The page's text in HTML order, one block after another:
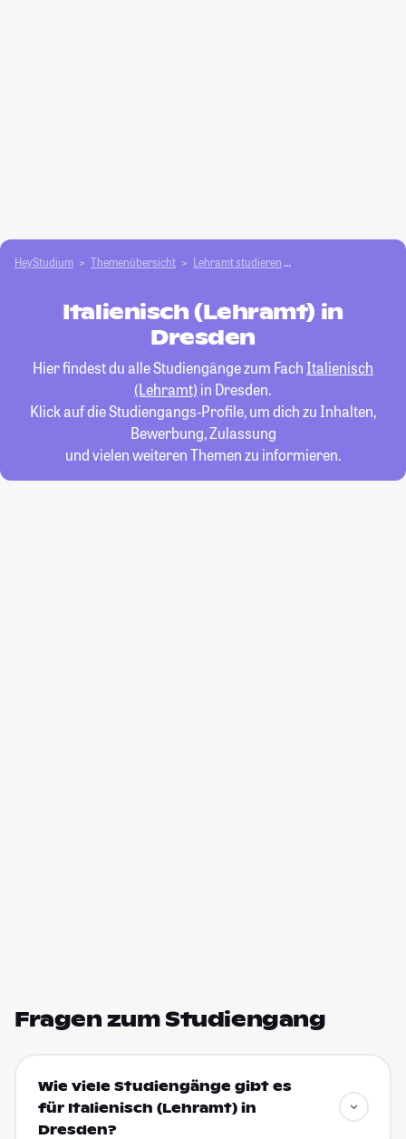
HeyStudium Themenübersicht Lehramt studieren
Italienisch (Lehramt) in
Dresden
Hier findest du alle Studiengänge zum Fach Italienisch
(Lehramt) in Dresden.
Klick auf die Studiengangs-Profile, um dich zu Inhalten,
Bewerbung, Zulassung
und vielen weiteren Themen zu informieren.
Fragen zum Studiengang
Wie viele Studiengänge gibt es
für Italienisch (Lehramt) in
Dresden?